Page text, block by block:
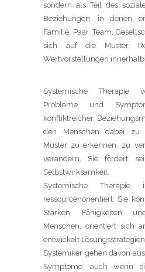
sondern als Teil des
Beziehungen, in denen
Familie, Paar, Team,
sich auf die Muster,
Wertvorstellungen innerhalb
Systemische Therapie
Probleme und
konfliktreicher
den Menschen dabei zu
Muster zu erkennen, zu
verändern. Sie fördert
Selbstwirksamkeit.
Systemische
ressourcenorientiert. Sie
Stärken, Fähigkeiten
Menschen, orientiert sich
entwickelt
Systemiker gehen davon
Symptome, auch wenn